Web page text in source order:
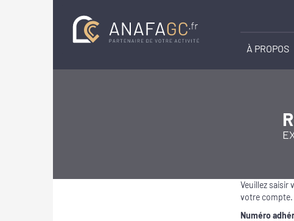
À PROPOS
Veuillez saisir
votre compte.
Numéro